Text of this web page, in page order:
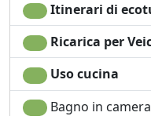
Itinerari di
Ricarica per
Uso cucina
Bagno in camera